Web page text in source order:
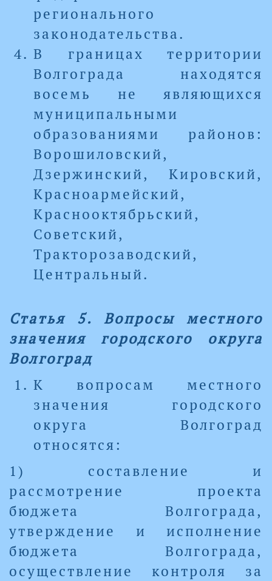
регионального
законодательства.
В границах территории
Волгограда находятся
восемь не являющихся
муниципальными
образованиями районов:
Ворошиловский,
Дзержинский, Кировский,
Красноармейский,
Краснооктябрьский,
Советский,
Тракторозаводский,
Центральный.
Статья 5. Вопросы местного
значения городского округа
Волгоград
К вопросам местного
значения городского
округа Волгоград
относятся:
1) составление и
рассмотрение проекта
бюджета Волгограда,
утверждение и исполнение
бюджета Волгограда,
осуществление контроля за